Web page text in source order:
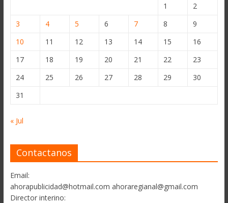
1
2
3
4 5 6 7 8
9
10
11 12 13 14 15
16
17
18 19 20 21 22
23
24
25 26 27 28 29
30
31
« Jul
Contactanos
Email:
ahorapublicidad@hotmail.com ahoraregianal@gmail.com
Director interino: